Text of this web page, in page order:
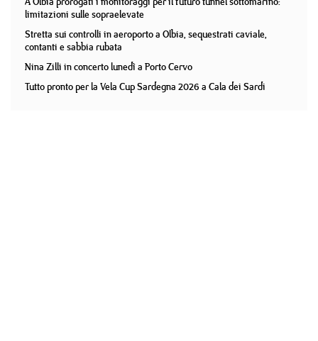
limitazioni sulle sopraelevate
Stretta sui controlli in aeroporto a Olbia, sequestrati caviale,
contanti e sabbia rubata
Nina Zilli in concerto lunedì a Porto Cervo
Tutto pronto per la Vela Cup Sardegna 2026 a Cala dei Sardi